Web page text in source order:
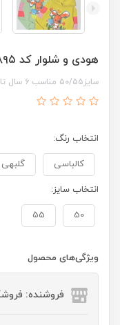
هودی و شلوار کد ۱۸۹۵
سایز۵۰/۵۵ مناسب ۶ سال تا ۹ سال
انتخاب رنگ:
کالباسی گلبهی
انتخاب سایز:
50
55
ویژگی‌های محصول
فروشنده: